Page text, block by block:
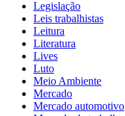
Legislação
Leis trabalhistas
Leitura
Literatura
Lives
Luto
Meio Ambiente
Mercado
Mercado automotivo